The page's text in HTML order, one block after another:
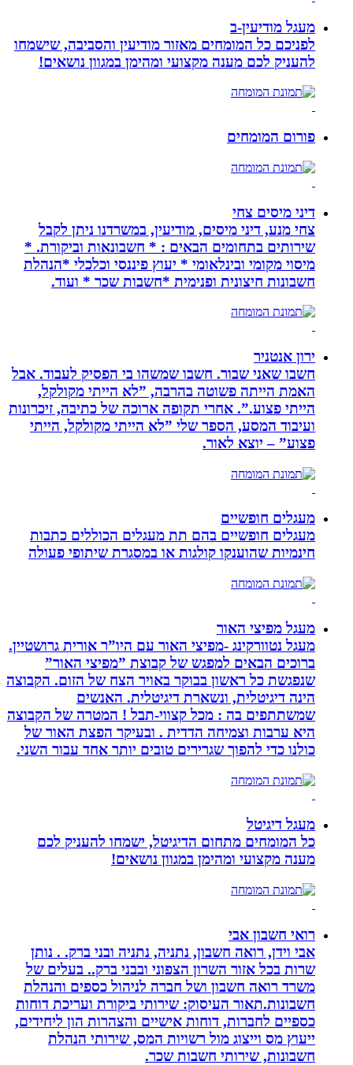
מעגל מודיעין-ב
לפניכם כל המומחים מאזור מודיעין והסביבה, שישמחו
להעניק לכם מענה מקצועי ומהימן במגוון נושאים!
פורום המומחים
דיני מיסים צחי
צחי מנע, דיני מיסים, מודיעין, במשרדנו ניתן לקבל
שירותים בתחומים הבאים : * חשבונאות וביקורת. *
מיסוי מקומי ובינלאומי * יעוץ פיננסי וכלכלי *הנהלת
חשבונות חיצונית ופנימית *חשבות שכר * ועוד.
ירון אנטניר
חשבו שאני שבור. חשבו שמשהו בי הפסיק לעבוד. אבל
האמת הייתה פשוטה בהרבה, ”לא הייתי מקולקל,
הייתי פצוע.”. אחרי תקופה ארוכה של כתיבה, זיכרונות
ועיבוד המסע, הספר שלי ”לא הייתי מקולקל, הייתי
פצוע” – יוצא לאור.
מעגלים חופשיים
מעגלים חופשיים בהם תת מעגלים הכוללים כתבות
חינמיות שהוענקו קולגות או במסגרת שיתופי פעולה
מעגל מפיצי האור
מעגל נטוורקינג -מפיצי האור עם היו”ר אורית גרושטיין.
ברוכים הבאים למפגש של קבוצת ”מפיצי האור”
שנפגשת כל ראשון בבוקר באויר הצח של הזום. הקבוצה
הינה דיגיטלית, ונשארת דיגיטלית. האנשים
שמשתתפים בה : מכל קצווי-תבל ! המטרה של הקבוצה
היא ערבות וצמיחה הדדית . ובעיקר הפצת האור של
כולנו כדי להפוך שגרירים טובים יותר אחד עבור השני.
מעגל דיגיטל
כל המומחים מתחום הדיגיטל, ישמחו להעניק לכם
מענה מקצועי ומהימן במגוון נושאים!
רואי חשבון אבי
אבי וידן, רואה חשבון, נתניה, נתניה ובני ברק. . נותן
שרות בכל אזור השרון הצפוני ובבני ברק.. בעלים של
משרד רואה חשבון ושל חברה לניהול כספים והנהלת
חשבונות.תאור העיסוק: שירותי ביקורת ועריכת דוחות
כספיים לחברות, דוחות אישיים והצהרות הון ליחידים,
ייעוץ מס וייצוג מול רשויות המס, שירותי הנהלת
חשבונות, שירותי חשבות שכר.